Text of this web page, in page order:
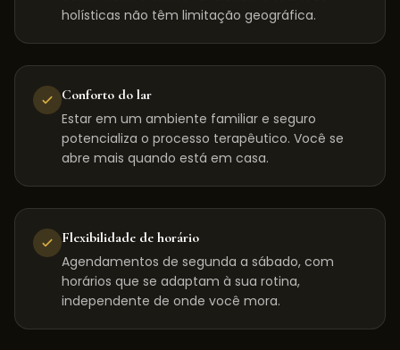
holísticas não têm limitação geográfica.
Conforto do lar
Estar em um ambiente familiar e seguro
potencializa o processo terapêutico. Você se
abre mais quando está em casa.
Flexibilidade de horário
Agendamentos de segunda a sábado, com
horários que se adaptam à sua rotina,
independente de onde você mora.